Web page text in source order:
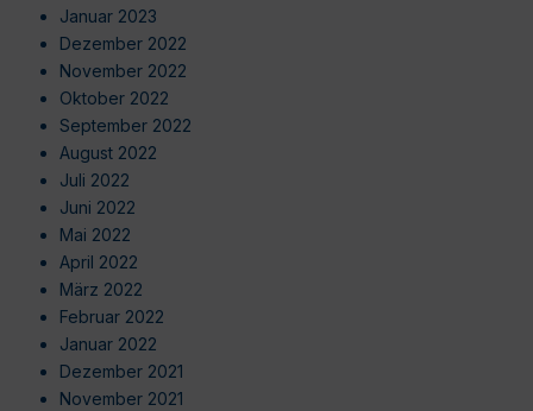
Januar 2023
Dezember 2022
November 2022
Oktober 2022
September 2022
August 2022
Juli 2022
Juni 2022
Mai 2022
April 2022
März 2022
Februar 2022
Januar 2022
Dezember 2021
November 2021